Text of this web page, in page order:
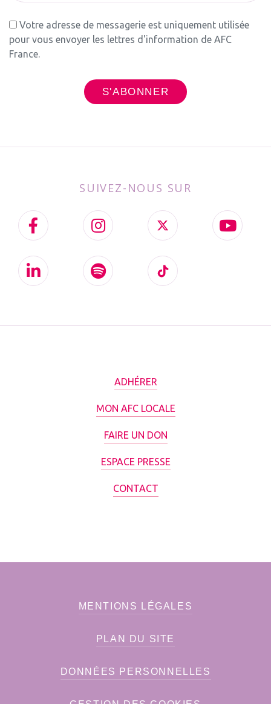
Votre adresse de messagerie est uniquement utilisée
pour vous envoyer les lettres d'information de AFC
France.
SUIVEZ-NOUS SUR
ADHÉRER
MON AFC LOCALE
FAIRE UN DON
ESPACE PRESSE
CONTACT
MENTIONS LÉGALES
PLAN DU SITE
DONNÉES PERSONNELLES